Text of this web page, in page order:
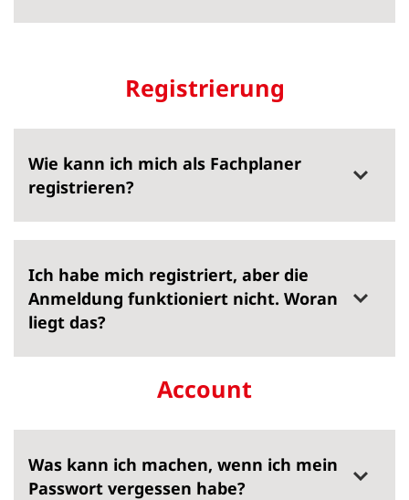
Registrierung
Wie kann ich mich als Fachplaner
registrieren?
Ich habe mich registriert, aber die
Anmeldung funktioniert nicht. Woran
liegt das?
Account
Was kann ich machen, wenn ich mein
Passwort vergessen habe?